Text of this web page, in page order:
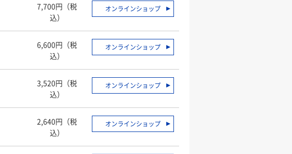
7,700円（税
込）
オンラインショップ
6,600円（税
込）
オンラインショップ
3,520円（税
込）
オンラインショップ
2,640円（税
込）
オンラインショップ